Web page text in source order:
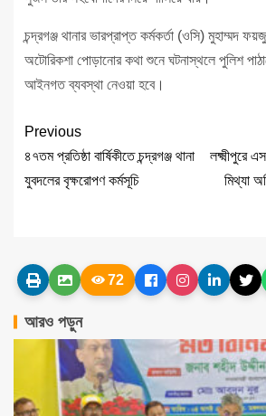
চন্দ্রগঞ্জ থানার ভারপ্রাপ্ত কর্মকর্তা (ওসি) মুহাম্মদ
অটোরিকশা পোড়ানোর কথা শুনে ঘটনাস্থলে পুলিশ
আইনগত ব্যবস্থা নেওয়া হবে।
Previous
৪৭তম প্রতিষ্ঠা বার্ষিকীতে চন্দ্রগঞ্জ থানা
যুবদলের বৃক্ষরোপণ কর্মসূচি
লক্ষ্মীপুরে
মিথ্যা
72
আরও পড়ুন